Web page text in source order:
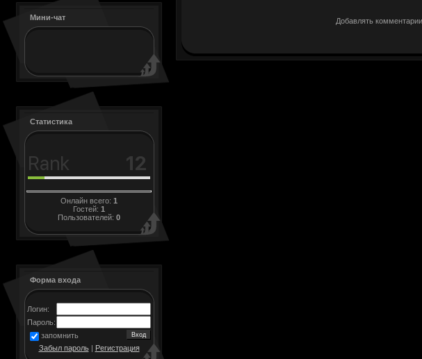
Мини-чат
Статистика
Онлайн всего: 1
Гостей: 1
Пользователей: 0
Форма входа
Логин:
Пароль:
запомнить
Забыл пароль| Регистрация
Добавлять